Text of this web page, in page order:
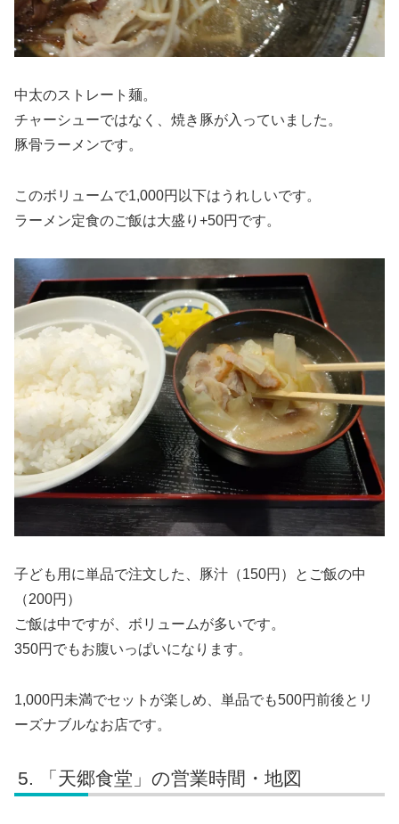
中太のストレート麺。
チャーシューではなく、焼き豚が入っていました。
豚骨ラーメンです。
このボリュームで1,000円以下はうれしいです。
ラーメン定食のご飯は大盛り+50円です。
子ども用に単品で注文した、豚汁（150円）とご飯の中
（200円）
ご飯は中ですが、ボリュームが多いです。
350円でもお腹いっぱいになります。
1,000円未満でセットが楽しめ、単品でも500円前後とリ
ーズナブルなお店です。
「天郷食堂」の営業時間・地図